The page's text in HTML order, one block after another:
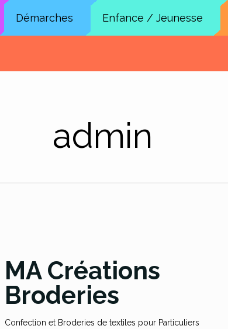
Démarches Enfance / Jeunesse
admin
MA Créations
Broderies
Confection et Broderies de textiles pour Particuliers